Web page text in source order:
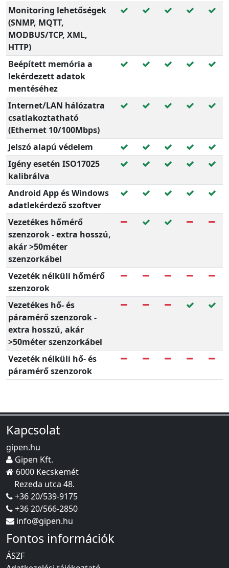
Monitoring lehetőségek
(SNMP, MQTT,
MODBUS/TCP, XML,
HTTP)
Beépített memória a
lekérdezett adatok
mentéséhez
Internet/LAN hálózatra
csatlakoztatható
(Ethernet 10/100Mbps)
Jelszó alapú védelem
Igény esetén ISO17025
kalibrálva
Android App és Windows
adatlekérdező szoftver
Vezetékes hőmérő
szenzorok - extra hosszú,
akár >50méter
szenzorkábel
Vezeték nélküli hőmérő
szenzorok
Vezetékes hő- és
páramérő szenzorok -
extra hosszú, akár
>50méter szenzorkábel
Vezeték nélküli hő- és
páramérő szenzorok
Kapcsolat
gipen.hu
Gipen Kft.
6000 Kecskemét
Rezeda utca 48.
+36 20/539-9175
+36 20/566-2850
info@gipen.hu
Fontos információk
ÁSZF